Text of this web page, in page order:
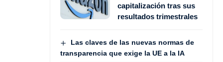
capitalización tras sus
resultados trimestrales
Las claves de las nuevas normas de
transparencia que exige la UE a la IA